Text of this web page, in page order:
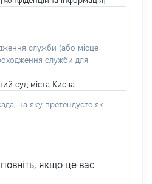
служби (або місце
служби для
суд міста Києва
на яку претендуєте як
якщо це вас